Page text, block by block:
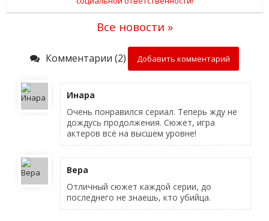
Все новости »
Комментарии (2) Добавить комментарий
Инара
Очень понравился сериал. Теперь жду не
дождусь продолжения. Сюжет, игра
актеров всё на высшем уровне!
Вера
Отличный сюжет каждой серии, до
последнего не знаешь, кто убийца.